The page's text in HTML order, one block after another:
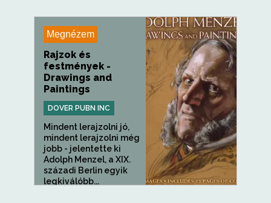
Megnézem
Rajzok és
festmények -
Drawings and
Paintings
DOVER PUBN INC
Mindent lerajzolni jó,
mindent lerajzolni még
jobb - jelentette ki
Adolph Menzel, a XIX.
századi Berlin egyik
legkiválóbb...